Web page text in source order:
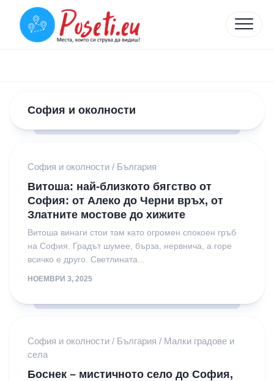
content
София и околности
София и околности / България
Витоша: най-близкото бягство от
София: от Алеко до Черни връх, от
Златните мостове до хижите
Витоша винаги стои там като огромен спокоен гръб
на София. Градът шумее, бърза, нервнича, а горе
всичко е друго. Светлината...
НОЕМВРИ 3, 2025
София и околности / България / Малки градове и
села
Боснек – мистичното село до София,